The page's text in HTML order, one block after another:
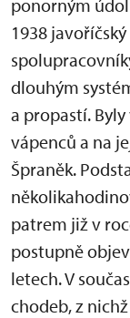
ponorným
1938
dlouhým
a propastí.
vápenců a na
Špraněk.
patrem již v
postupně
letech. V
chodeb, z